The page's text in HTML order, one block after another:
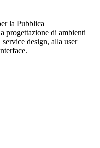
la Pubblica
progettazione di ambienti
design, alla user